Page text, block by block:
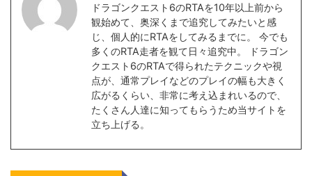
ドラゴンクエスト6のRTAを10年以上前から
観始めて、奥深くまで追究してみたいと感
じ、個人的にRTAをしてみるまでに。 今でも
多くのRTA走者を観て日々追究中。 ドラゴン
クエスト6のRTAで得られたテクニックや視
点が、通常プレイなどのプレイの幅も大きく
広がるくらい、非常に考え込まれいるので、
たくさん人達に知ってもらうため当サイトを
立ち上げる。